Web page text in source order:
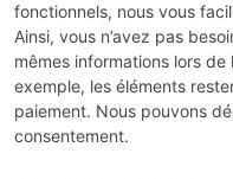
fonctionnels, nous vous
Ainsi, vous n’avez pas
mêmes informations lors
exemple, les éléments
paiement. Nous pouvons
consentement.